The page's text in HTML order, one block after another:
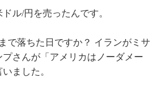
ル/円を売ったんです。
で落ちた日ですか？ イランがミサ
さんが「アメリカはノーダメー
ました。